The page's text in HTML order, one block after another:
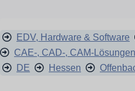
EDV, Hardware & Software
CAE-, CAD-, CAM-Lösungen
DE
Hessen